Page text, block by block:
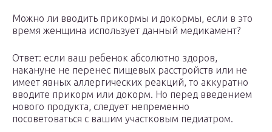
Можно ли вводить прикормы и докормы, если в это
время женщина использует данный медикамент?
Ответ: если ваш ребенок абсолютно здоров,
накануне не перенес пищевых расстройств или не
имеет явных аллергических реакций, то аккуратно
вводите прикорм или докорм. Но перед введением
нового продукта, следует непременно
посоветоваться с вашим участковым педиатром.